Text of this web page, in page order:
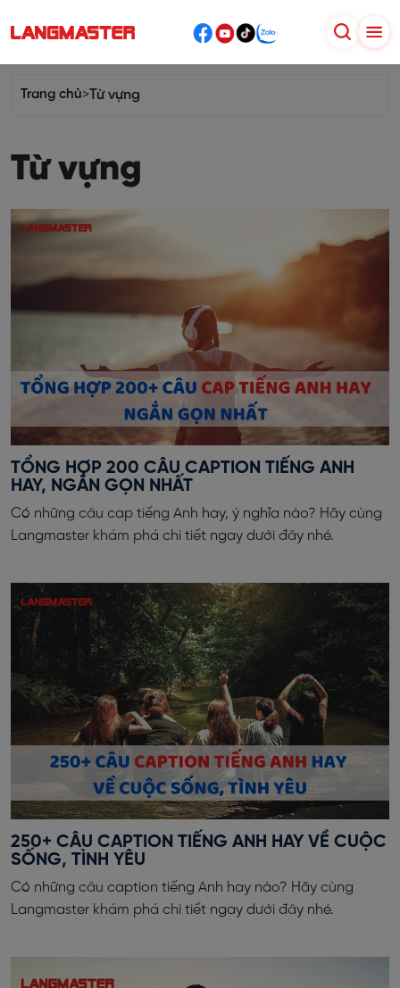
Trang chủ>Từ vựng
Từ vựng
TỔNG HỢP 200 CÂU CAPTION TIẾNG ANH
HAY, NGẮN GỌN NHẤT
Có những câu cap tiếng Anh hay, ý nghĩa nào? Hãy cùng
Langmaster khám phá chi tiết ngay dưới đây nhé.
250+ CÂU CAPTION TIẾNG ANH HAY VỀ CUỘC
SỐNG, TÌNH YÊU
Có những câu caption tiếng Anh hay nào? Hãy cùng
Langmaster khám phá chi tiết ngay dưới đây nhé.